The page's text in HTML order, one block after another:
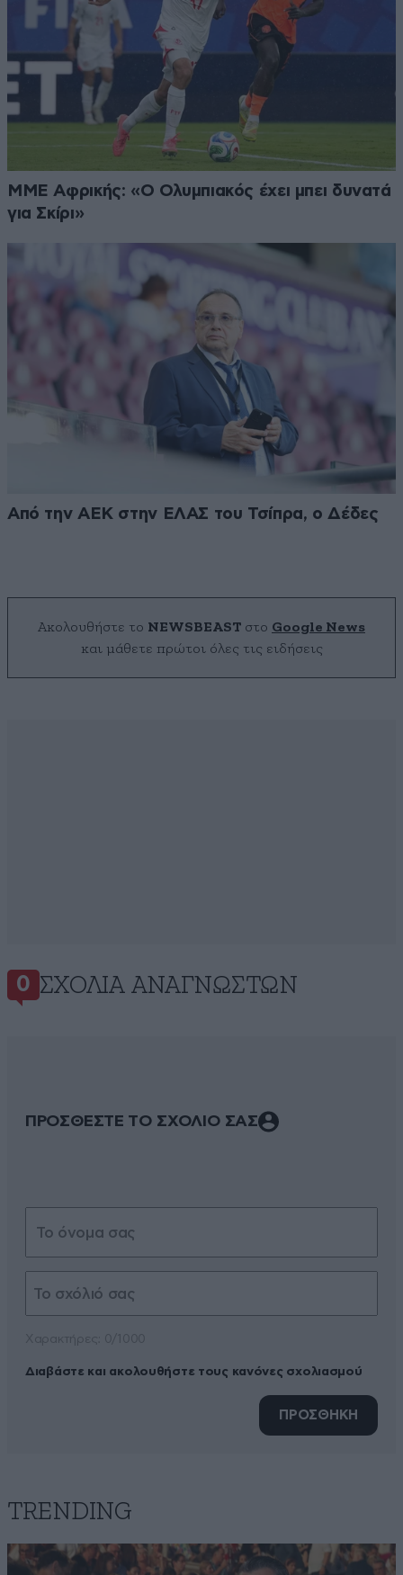
ΜΜΕ Αφρικής: «Ο Ολυμπιακός έχει μπει δυνατά
για Σκίρι»
Από την ΑΕΚ στην ΕΛΑΣ του Τσίπρα, ο Δέδες
Ακολουθήστε το NEWSBEAST στο Google News
και μάθετε πρώτοι όλες τις ειδήσεις
0 ΣΧΌΛΙΑ ΑΝΑΓΝΩΣΤΏΝ
ΠΡΟΣΘΕΣΤΕ ΤΟ ΣΧΟΛΙΟ ΣΑΣ
Διαβάστε και ακολουθήστε τους κανόνες σχολιασμού
ΠΡΟΣΘΗΚΗ
TRENDING